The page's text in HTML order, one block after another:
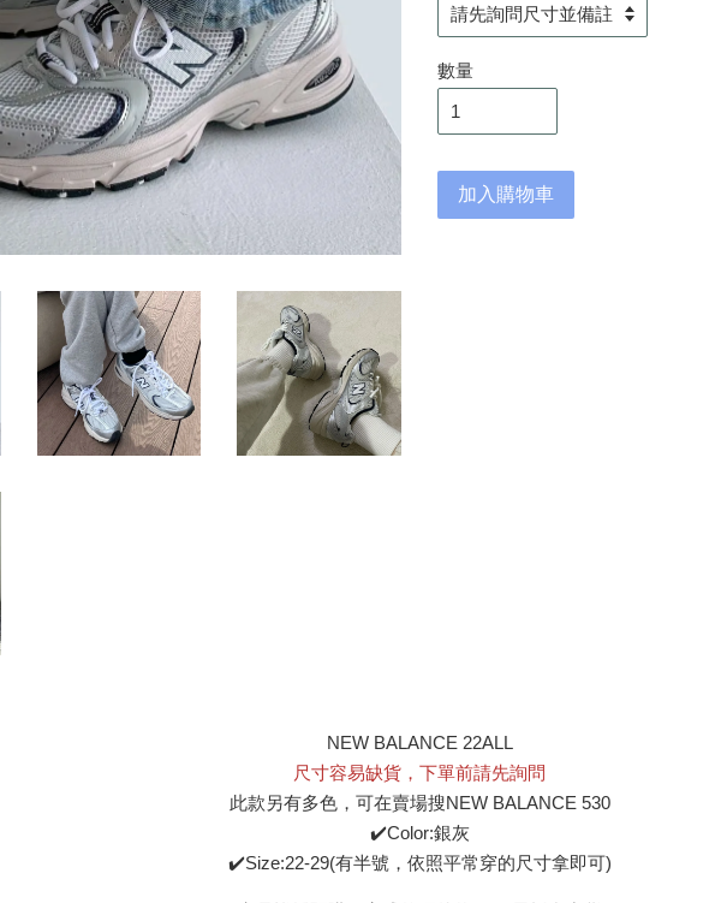
數量
加入購物車
NEW BALANCE 22ALL
尺寸容易缺貨，下單前請先詢問
此款另有多色，可在賣場搜NEW BALANCE 530
✔️Color:銀灰
✔️Size:22-29(有半號，依照平常穿的尺寸拿即可)